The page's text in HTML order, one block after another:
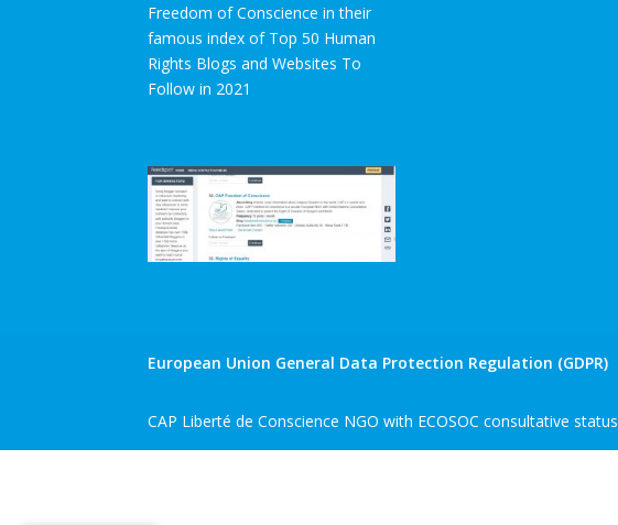
Freedom of Conscience in their
famous index of Top 50 Human
Rights Blogs and Websites To
Follow in 2021
European Union General Data Protection Regulation (GDPR)
CAP Liberté de Conscience NGO with ECOSOC consultative status